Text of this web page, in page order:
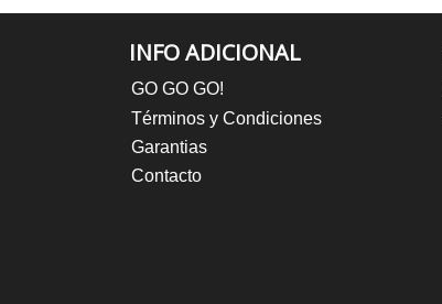
INFO ADICIONAL
GO GO GO!
Términos y Condiciones
Garantias
Contacto